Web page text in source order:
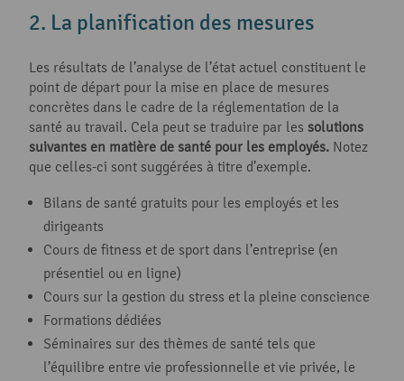
2. La planification des mesures
Les résultats de l’analyse de l’état actuel constituent le
point de départ pour la mise en place de mesures
concrètes dans le cadre de la réglementation de la
santé au travail. Cela peut se traduire par les solutions
suivantes en matière de santé pour les employés. Notez
que celles-ci sont suggérées à titre d’exemple.
Bilans de santé gratuits pour les employés et les
dirigeants
Cours de fitness et de sport dans l’entreprise (en
présentiel ou en ligne)
Cours sur la gestion du stress et la pleine conscience
Formations dédiées
Séminaires sur des thèmes de santé tels que
l’équilibre entre vie professionnelle et vie privée, le